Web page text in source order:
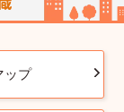
ップ